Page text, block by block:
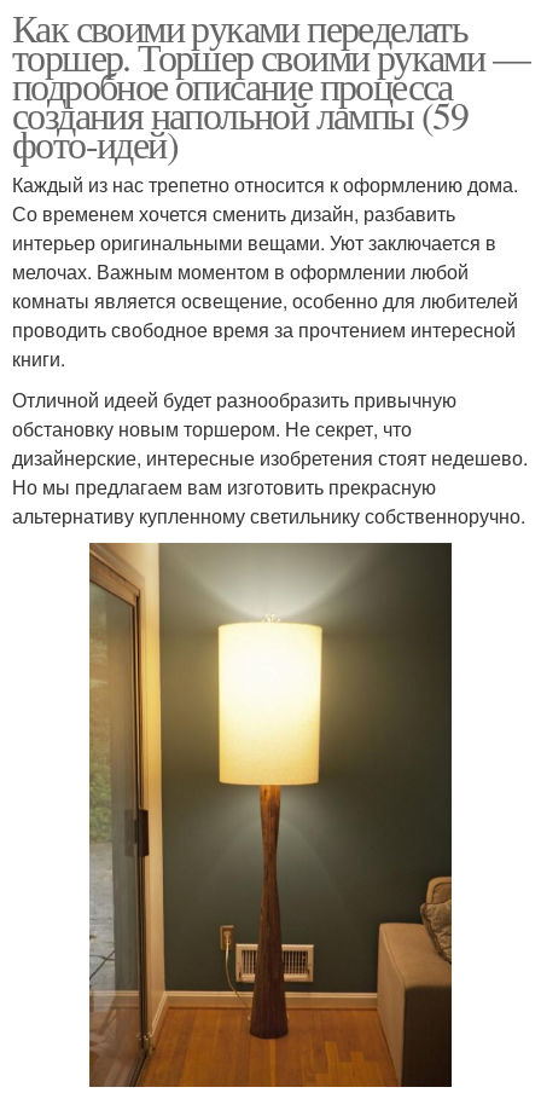
Как своими руками переделать
торшер. Торшер своими руками —
подробное описание процесса
создания напольной лампы (59
фото-идей)
Каждый из нас трепетно относится к оформлению дома.
Со временем хочется сменить дизайн, разбавить
интерьер оригинальными вещами. Уют заключается в
мелочах. Важным моментом в оформлении любой
комнаты является освещение, особенно для любителей
проводить свободное время за прочтением интересной
книги.
Отличной идеей будет разнообразить привычную
обстановку новым торшером. Не секрет, что
дизайнерские, интересные изобретения стоят недешево.
Но мы предлагаем вам изготовить прекрасную
альтернативу купленному светильнику собственноручно.